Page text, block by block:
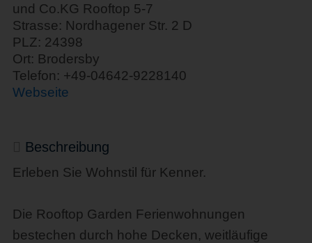
und Co.KG Rooftop 5-7
Strasse: Nordhagener Str. 2 D
PLZ: 24398
Ort: Brodersby
Telefon: +49-04642-9228140
Webseite
Beschreibung
Erleben Sie Wohnstil für Kenner.
Die Rooftop Garden Ferienwohnungen
bestechen durch hohe Decken, weitläufige